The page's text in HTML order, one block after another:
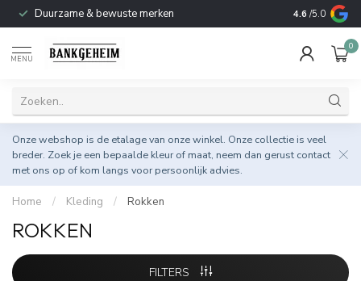
Duurzame & bewuste merken 4.6 /5.0
MENU
0
Onze webshop is de etalage van onze winkel. Onze collectie is veel
breder. Zoek je een bepaalde kleur of maat, neem dan gerust contact
met ons op of kom langs voor persoonlijk advies.
Home / Kleding / Rokken
ROKKEN
FILTERS